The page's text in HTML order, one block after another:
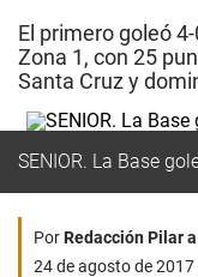
El primero goleó
Zona 1, con 25
Santa Cruz y
SENIOR. La Base
PorRedacción Pilar
24 de agosto de 2017